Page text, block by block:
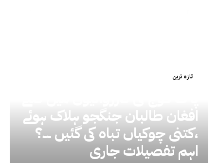
تازہ ترین
افغان طالبان جنگجو ہلاک ہوئے
،کتنی چوکیاں تباہ کی گئیں ۔۔؟
اہم تفصیلات جاری